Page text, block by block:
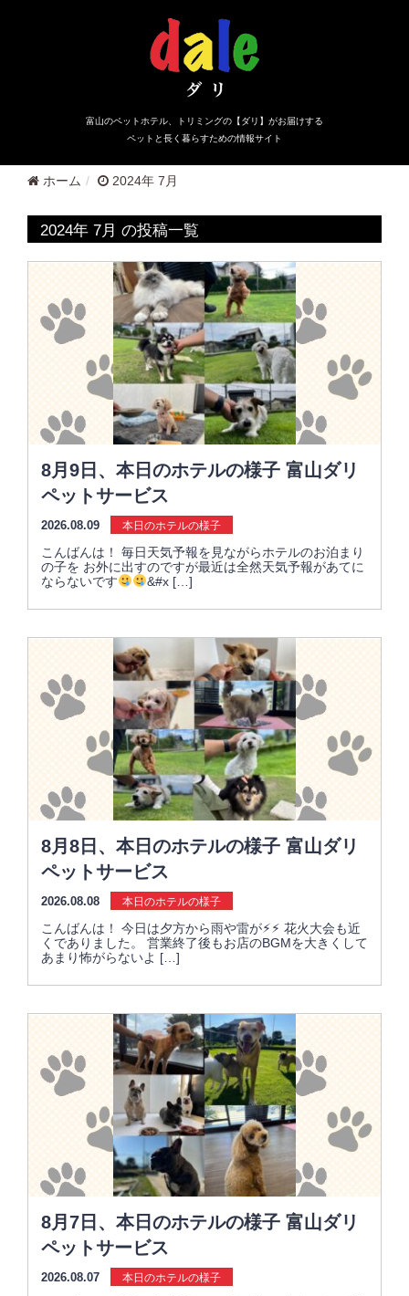
富山のペットホテル、トリミングの【ダリ】がお届けする
ペットと長く暮らすための情報サイト
ホーム 2024年 7月
2024年 7月 の投稿一覧
8月9日、本日のホテルの様子 富山ダリ
ペットサービス
2026.08.09 本日のホテルの様子
こんばんは！ 毎日天気予報を見ながらホテルのお泊まり
の子を お外に出すのですが最近は全然天気予報があてに
ならないです
&#x […]
8月8日、本日のホテルの様子 富山ダリ
ペットサービス
2026.08.08 本日のホテルの様子
こんばんは！ 今日は夕方から雨や雷が⚡︎⚡︎ 花火大会も近
くでありました。 営業終了後もお店のBGMを大きくして
あまり怖がらないよ […]
8月7日、本日のホテルの様子 富山ダリ
ペットサービス
2026.08.07 本日のホテルの様子